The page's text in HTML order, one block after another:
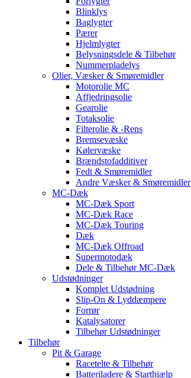
Blinklys
Baglygter
Pærer
Hjelmlygter
Belysningsdele & Tilbehør
Nummerpladelys
Olier, Væsker & Smøremidler
Motorolie MC
Affjedringsolie
Gearolie
Totaksolie
Filterolie & -Rens
Bremsevæske
Kølervæske
Brændstofadditiver
Fedt & Smøremidler
Andre Væsker & Smøremidler
MC-Dæk
MC-Dæk Sport
MC-Dæk Race
MC-Dæk Touring
Dæk
MC-Dæk Offroad
Supermotodæk
Dele & Tilbehør MC-Dæk
Udstødninger
Komplet Udstødning
Slip-On & Lyddæmpere
Forrør
Katalysatorer
Tilbehør Udstødninger
Tilbehør
Pit & Garage
Racetelte & Tilbehør
Batteriladere & Starthjælp